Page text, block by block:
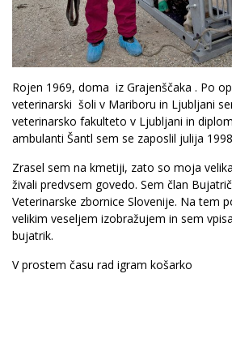
Rojen 1969, doma iz Grajenščaka . Po
veterinarski šoli v Mariboru in Ljubljani
veterinarsko fakulteto v Ljubljani in
ambulanti Šantl sem se zaposlil julija
Zrasel sem na kmetiji, zato so moja
živali predvsem govedo. Sem član
Veterinarske zbornice Slovenije. Na tem
velikim veseljem izobražujem in sem
bujatrik.
V prostem času rad igram košarko